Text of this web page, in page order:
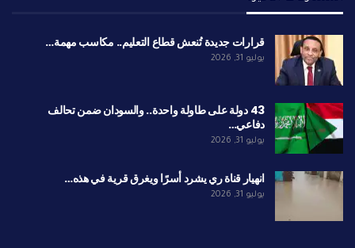
قرارات جديدة تُنعش قطاع التعليم.. مكاسب مهمة…
يوليو 31, 2026
43 دولة على طاولة واحدة.. والسودان ضمن تحالف
دفاعي…
يوليو 31, 2026
انهيار قناة ري يشرد أسرًا ويغرق قرية في هذه…
يوليو 31, 2026